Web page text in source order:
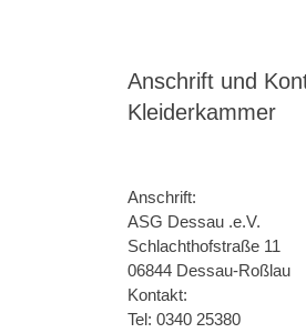
Anschrift und
Kleiderkammer
Anschrift:
ASG Dessau .e.V.
Schlachthofstraße 11
06844 Dessau-Roßlau
Kontakt:
Tel: 0340 25380